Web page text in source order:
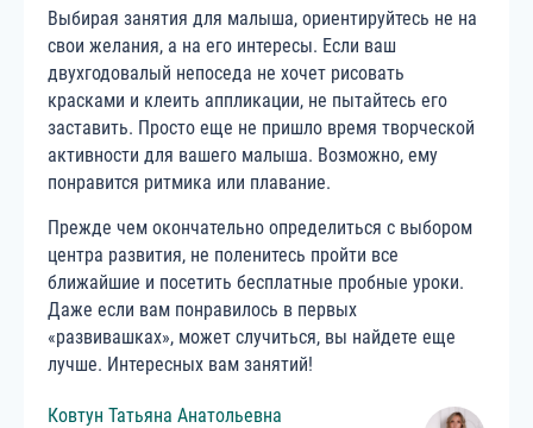
Выбирая занятия для малыша, ориентируйтесь не на
свои желания, а на его интересы. Если ваш
двухгодовалый непоседа не хочет рисовать
красками и клеить аппликации, не пытайтесь его
заставить. Просто еще не пришло время творческой
активности для вашего малыша. Возможно, ему
понравится ритмика или плавание.
Прежде чем окончательно определиться с выбором
центра развития, не поленитесь пройти все
ближайшие и посетить бесплатные пробные уроки.
Даже если вам понравилось в первых
«развивашках», может случиться, вы найдете еще
лучше. Интересных вам занятий!
Ковтун Татьяна Анатольевна